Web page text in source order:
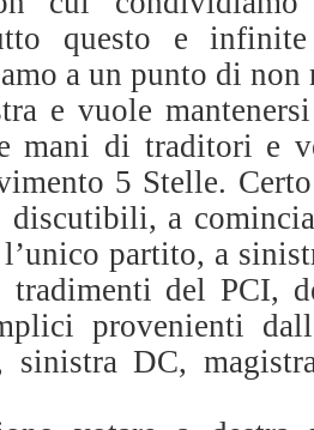
questo e
a un punto di
e vuole mantenersi
mani di traditori e
5 Stelle.
discutibili, a
partito, a
tradimenti del PCI,
provenienti
sinistra DC,